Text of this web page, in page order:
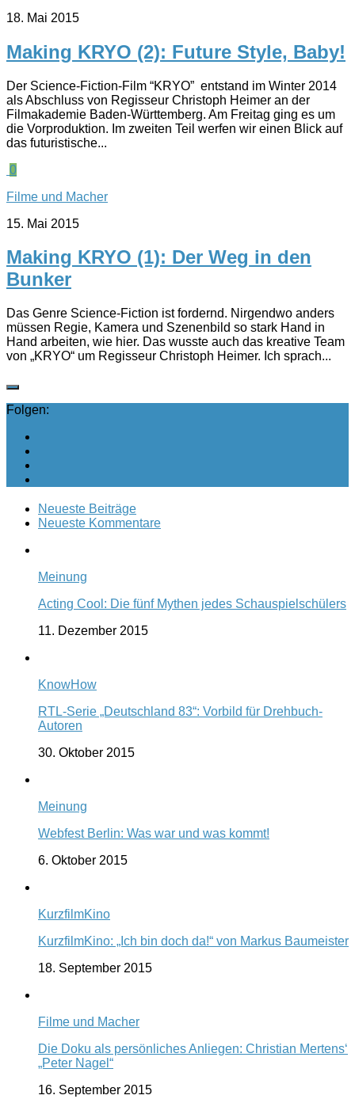
18. Mai 2015
Making KRYO (2): Future Style, Baby!
Der Science-Fiction-Film “KRYO” entstand im Winter 2014
als Abschluss von Regisseur Christoph Heimer an der
Filmakademie Baden-Württemberg. Am Freitag ging es um
die Vorproduktion. Im zweiten Teil werfen wir einen Blick auf
das futuristische...
0
Filme und Macher
15. Mai 2015
Making KRYO (1): Der Weg in den
Bunker
Das Genre Science-Fiction ist fordernd. Nirgendwo anders
müssen Regie, Kamera und Szenenbild so stark Hand in
Hand arbeiten, wie hier. Das wusste auch das kreative Team
von „KRYO“ um Regisseur Christoph Heimer. Ich sprach...
Folgen:
Neueste Beiträge
Neueste Kommentare
Meinung
Acting Cool: Die fünf Mythen jedes Schauspielschülers
11. Dezember 2015
KnowHow
RTL-Serie „Deutschland 83“: Vorbild für Drehbuch-
Autoren
30. Oktober 2015
Meinung
Webfest Berlin: Was war und was kommt!
6. Oktober 2015
KurzfilmKino
KurzfilmKino: „Ich bin doch da!“ von Markus Baumeister
18. September 2015
Filme und Macher
Die Doku als persönliches Anliegen: Christian Mertens‘
„Peter Nagel“
16. September 2015